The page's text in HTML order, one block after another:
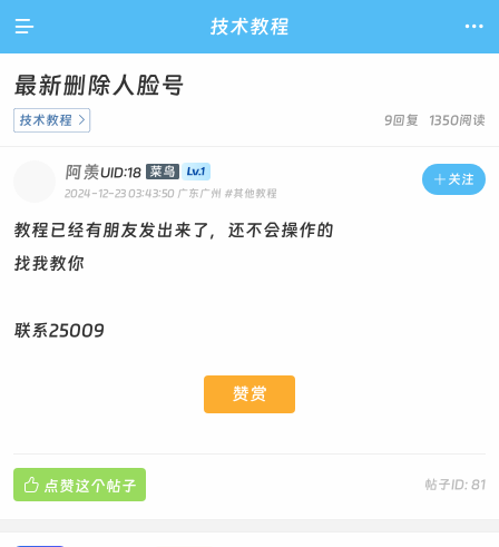
 技术教程 
最新删除人脸号
9回复 1350阅读
技术教程 
 关注
阿羡UID:18 菜鸟
2024-12-23 03:43:50 广东广州 #其他教程
教程已经有朋友发出来了，还不会操作的
找我教你
联系25009
赞赏
帖子ID: 81
 点赞这个帖子